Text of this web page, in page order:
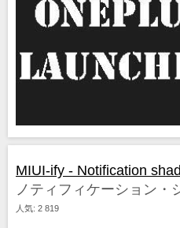
MIUI-ify - Notification
ノティフィケーション・
人気: 2 819